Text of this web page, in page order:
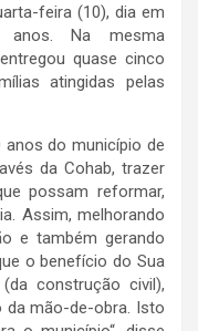
feira (10), dia em
Na mesma
quase cinco
atingidas pelas
anos do município de
da Cohab, trazer
possam reformar,
Assim, melhorando
e também gerando
o benefício do Sua
construção civil),
da mão-de-obra. Isto